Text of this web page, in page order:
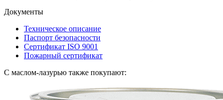
Документы
Техническое описание
Паспорт безопасности
Сертификат ISO 9001
Пожарный сертификат
С маслом-лазурью также покупают: